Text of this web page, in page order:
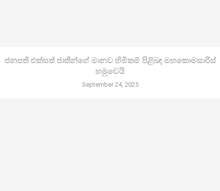
ජනපති එක්සත් ජාතීන්ගේ මානව හිමිකම් පිළිබඳ මහකොමසාරිස්
හමුවෙයි
September 24, 2025